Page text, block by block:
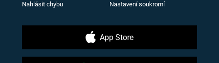
Nahlásit chybu Nastavení soukromí
App Store